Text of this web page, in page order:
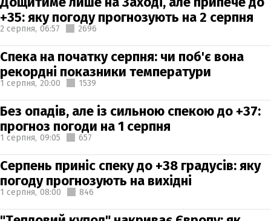
+35: яку погоду прогнозують на 2 серпня
2 серпня, 06:57 2696
Спека на початку серпня: чи поб'є вона
рекордні показники температури
1 серпня, 20:00 1539
Без опадів, але із сильною спекою до +37:
прогноз погоди на 1 серпня
1 серпня, 09:05 657
Серпень приніс спеку до +38 градусів: яку
погоду прогнозують на вихідні
1 серпня, 08:00 846